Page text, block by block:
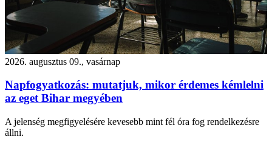
2026. augusztus 09., vasárnap
Napfogyatkozás: mutatjuk, mikor érdemes kémlelni
az eget Bihar megyében
A jelenség megfigyelésére kevesebb mint fél óra fog rendelkezésre
állni.